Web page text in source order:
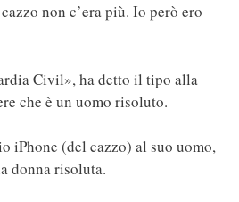
non c’era più. Io però ero
Civil», ha detto il tipo alla
che è un uomo risoluto.
iPhone (del cazzo) al suo uomo,
donna risoluta.